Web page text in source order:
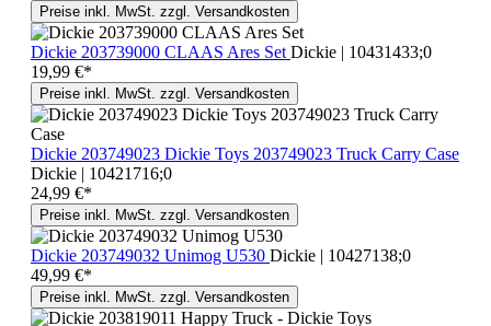
Preise inkl. MwSt. zzgl. Versandkosten
Dickie 203739000 CLAAS Ares Set Dickie | 10431433;0
19,99 €*
Preise inkl. MwSt. zzgl. Versandkosten
Dickie 203749023 Dickie Toys 203749023 Truck Carry Case
Dickie | 10421716;0
24,99 €*
Preise inkl. MwSt. zzgl. Versandkosten
Dickie 203749032 Unimog U530 Dickie | 10427138;0
49,99 €*
Preise inkl. MwSt. zzgl. Versandkosten